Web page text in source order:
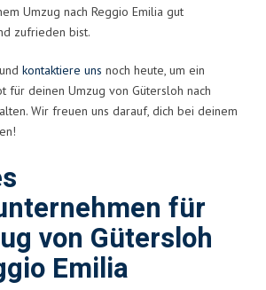
Umzug nach Reggio Emilia gut
zufrieden bist.
kontaktiere uns noch heute, um ein
für deinen Umzug von Gütersloh nach
Wir freuen uns darauf, dich bei deinem
für
von Gütersloh
Emilia